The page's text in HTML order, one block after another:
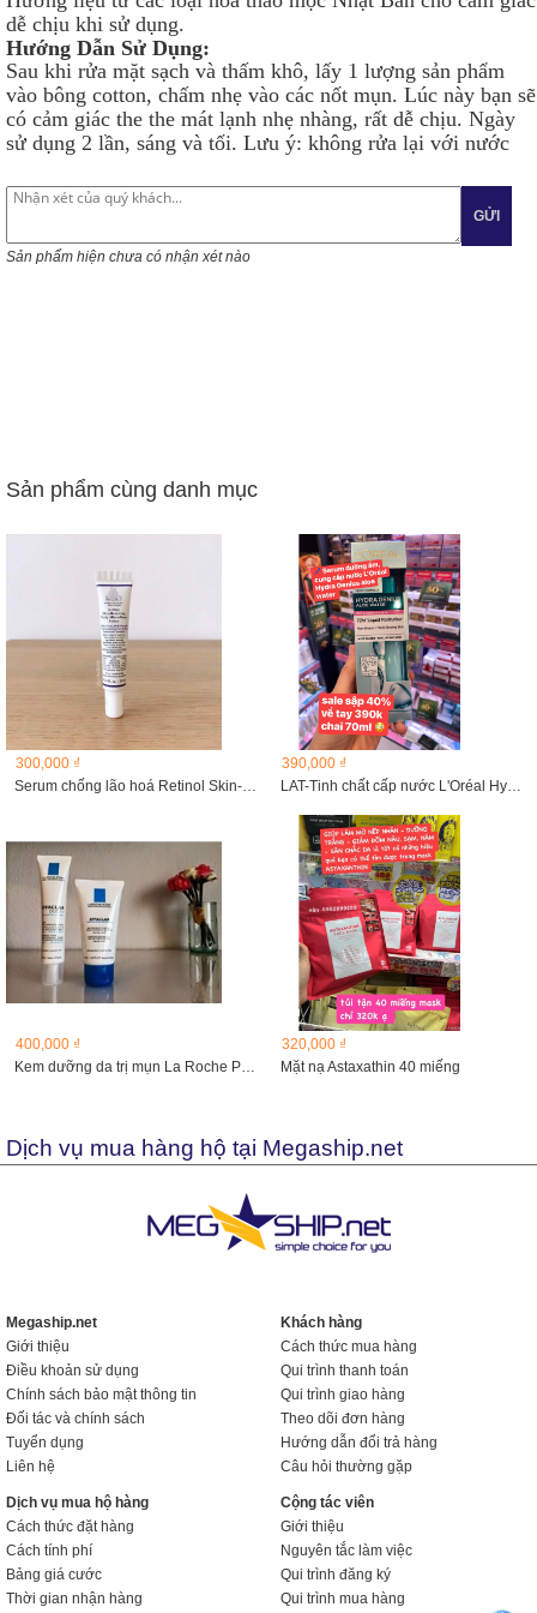
dễ chịu khi sử dụng.
Hướng Dẫn Sử Dụng:
Sau khi rửa mặt sạch và thấm khô, lấy 1 lượng sản phẩm
vào bông cotton, chấm nhẹ vào các nốt mụn. Lúc này bạn sẽ
có cảm giác the the mát lạnh nhẹ nhàng, rất dễ chịu. Ngày
sử dụng 2 lần, sáng và tối. Lưu ý: không rửa lại với nước
GỬI
Sản phẩm hiện chưa có nhận xét nào
Sản phẩm cùng danh mục
300,000 ₫
Serum chống lão hoá Retinol Skin-Renewing Daily...
390,000 ₫
LAT-Tinh chất cấp nước L'Oréal Hydra Genius aloe water
400,000 ₫
Kem dưỡng da trị mụn La Roche Posay Dou 40ml
320,000 ₫
Mặt nạ Astaxathin 40 miếng
Dịch vụ mua hàng hộ tại Megaship.net
Megaship.net
Giới thiệu
Điều khoản sử dụng
Chính sách bảo mật thông tin
Đối tác và chính sách
Tuyển dụng
Liên hệ
Khách hàng
Cách thức mua hàng
Qui trình thanh toán
Qui trình giao hàng
Theo dõi đơn hàng
Hướng dẫn đổi trả hàng
Câu hỏi thường gặp
Dịch vụ mua hộ hàng
Cách thức đặt hàng
Cách tính phí
Bảng giá cước
Thời gian nhận hàng
Cộng tác viên
Giới thiệu
Nguyên tắc làm việc
Qui trình đăng ký
Qui trình mua hàng